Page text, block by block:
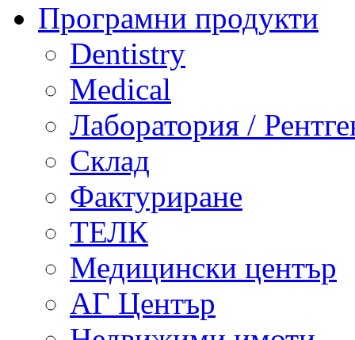
Програмни продукти
Dentistry
Medical
Лаборатория /
Склад
Фактуриране
ТЕЛК
Медицински център
АГ Център